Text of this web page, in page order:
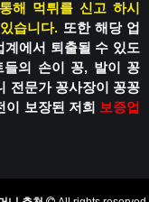
해 먹튀를 신고 하시
습니다. 또한 해당 업
계에서 퇴출될 수 있도
들의 손이 꽁, 발이 꽁
전문가 꽁사장이 꽁꽁
이 보장된 저희 보증업